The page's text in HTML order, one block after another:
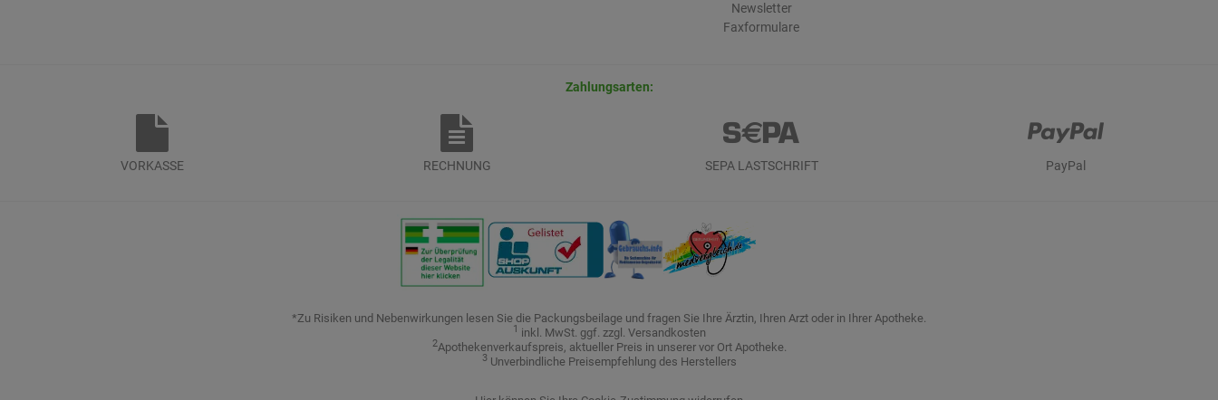
Newsletter
Faxformulare
Zahlungsarten:
VORKASSE RECHNUNG SEPA LASTSCHRIFT PayPal
*Zu Risiken und Nebenwirkungen lesen Sie die Packungsbeilage und fragen Sie Ihre Ärztin, Ihren Arzt oder in Ihrer Apotheke.
1 inkl. MwSt. ggf. zzgl. Versandkosten
2Apothekenverkaufspreis, aktueller Preis in unserer vor Ort Apotheke.
3Unverbindliche Preisempfehlung des Herstellers